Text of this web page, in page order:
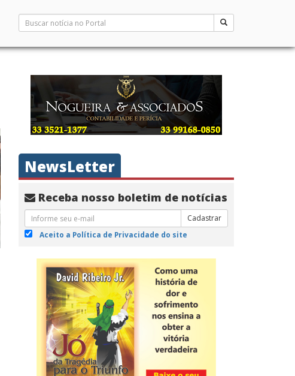
NewsLetter
Receba nosso boletim de notícias
Cadastrar
Aceito a Política de Privacidade do site